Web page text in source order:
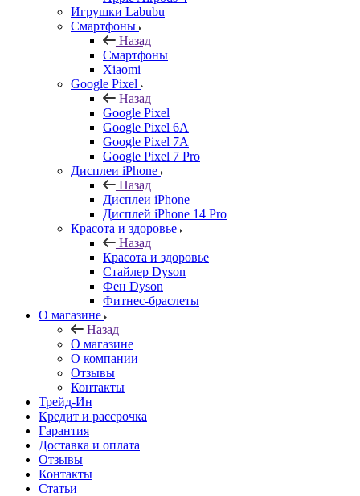
Игрушки Labubu
Смартфоны
Назад
Смартфоны
Xiaomi
Google Pixel
Назад
Google Pixel
Google Pixel 6A
Google Pixel 7А
Google Pixel 7 Pro
Дисплеи iPhone
Назад
Дисплеи iPhone
Дисплей iPhone 14 Pro
Красота и здоровье
Назад
Красота и здоровье
Стайлер Dyson
Фен Dyson
Фитнес-браслеты
О магазине
Назад
О магазине
О компании
Отзывы
Контакты
Трейд-Ин
Кредит и рассрочка
Гарантия
Доставка и оплата
Отзывы
Контакты
Статьи